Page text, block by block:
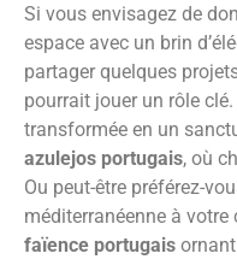
Si vous envisagez de
espace avec un brin
partager quelques
pourrait jouer un rôle
transformée en un
azulejos portugais, où
Ou peut-être préférez-
méditerranéenne à votre
faïence portugais